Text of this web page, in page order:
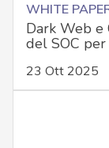
WHITE
Dark Web
del SOC
23 Ott 2025